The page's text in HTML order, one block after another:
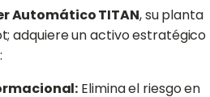
Automático TITAN, su planta
adquiere un activo estratégico
Elimina el riesgo en